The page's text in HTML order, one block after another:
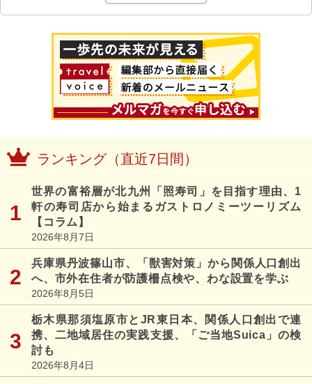
ランキング（直近7日間）
世界の富裕層が北九州「照寿司」を目指す理由、1
軒の寿司店から始まるガストロノミーツーリズム
【コラム】
2026年8月7日
兵庫県丹波篠山市、「獣害対策」から関係人口創出
へ、市外在住者が防護柵点検や、わな設置を学ぶ
2026年8月5日
栃木県那須塩原市とJR東日本、関係人口創出で連
携、二地域居住の実践支援、「ご当地Suica」の検
討も
2026年8月4日